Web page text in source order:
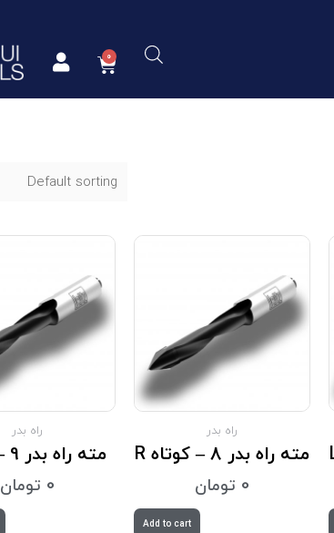
راه بدر
مته راه بدر 8 – کوتاه R
0 تومان
Add to cart
راه بدر
مته راه بدر 9 – بلند L
0 تومان